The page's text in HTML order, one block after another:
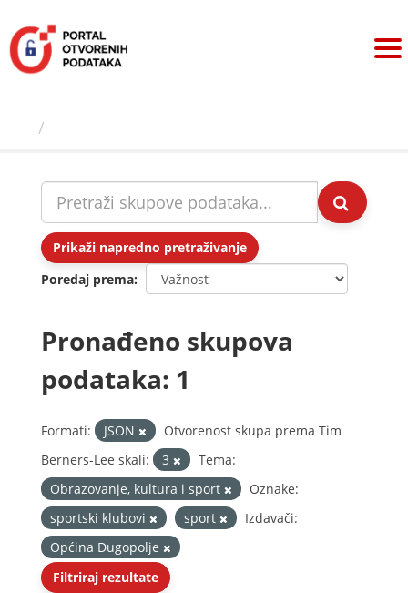
sadržaj
Prikaži napredno pretraživanje
Poredaj prema
Pronađeno skupova
podataka: 1
Formati: JSON
Otvorenost skupa prema Tim
Berners-Lee skali:
3
Tema:
Obrazovanje, kultura i sport
Oznake:
sportski klubovi
sport
Izdavači:
Općina Dugopolje
Filtriraj rezultate